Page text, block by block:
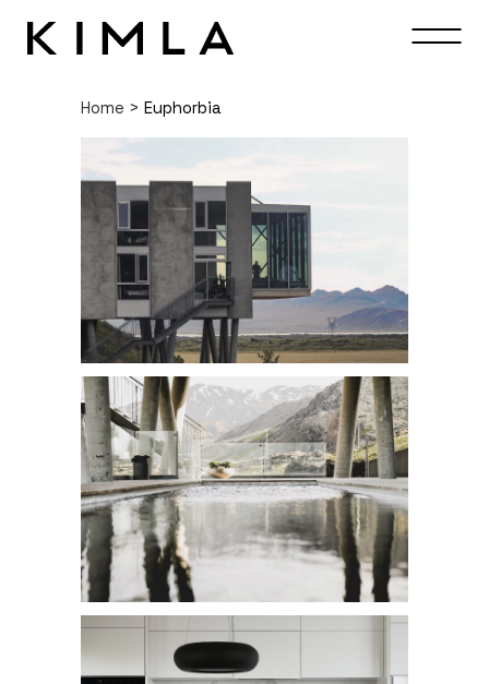
Home > Euphorbia